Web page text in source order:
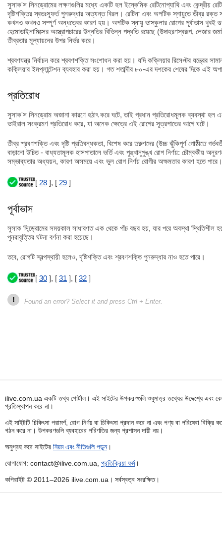
সুসাক'স সিনড্রোমের লক্ষণগুলির মধ্যে একটি হল ইস্কেমিক রেটিনোপ্যাথি এবং কেন্দ্রীয়
দৃষ্টিশক্তির স্বতঃস্ফূর্ত পুনরুদ্ধার অত্যন্ত বিরল। রেটিনা এবং অপটিক স্নায়ুতে তীব্র রক্ত
কখনও কখনও সম্পূর্ণ অন্ধত্বের কারণ হয়। অপটিক স্নায়ু ভাস্কুলার রোগের পূর্বাভাস খুবই
হেমোডাইনামিক্সের অস্ত্রোপচারের উন্নতির বিভিন্ন পদ্ধতি রয়েছে (উদাহরণস্বরূপ, লেজার
তীব্রতার মূল্যায়নের উপর নির্ভর করে।
শ্রবণযন্ত্র নির্বাচন করে শ্রবণশক্তি সংশোধন করা হয়। যদি কক্লিয়ার রিসেপ্টর যন্ত্রের
কক্লিয়ার ইমপ্লান্টেশন ব্যবহার করা হয়। গত শতাব্দীর ৮০-এর দশকের শেষের দিকে এই
প্রতিরোধ
সুসাক'স সিনড্রোম অজানা কারণে হঠাৎ করে ঘটে, তাই প্রধান প্রতিরোধমূলক ব্যবস্থা হল
ভাইরাল সংক্রমণ প্রতিরোধ করে, যা অনেক ক্ষেত্রে এই রোগের সূত্রপাতের আগে ঘটে।
তীব্র শ্রবণশক্তি এবং দৃষ্টি প্রতিবন্ধকতা, বিশেষ করে তরুণদের (উচ্চ ঝুঁকিপূর্ণ গোষ্ঠীতে
বাড়ানো উচিত - বাধ্যতামূলক হাসপাতালে ভর্তি এবং পুঙ্খানুপুঙ্খ রোগ নির্ণয়: চৌম্বকীয়
সম্ভাব্যতার অধ্যয়ন, কারণ অসময়ে এবং ভুল রোগ নির্ণয় রোগীর অক্ষমতার কারণ হতে পারে।
[ 28 ], [ 29 ]
পূর্বাভাস
সুসাক সিন্ড্রোমের সময়কাল সাধারণত এক থেকে পাঁচ বছর হয়, যার পরে অবস্থা স্থিতিশীল
পুনরাবৃত্তির ঘটনা বর্ণনা করা হয়েছে।
তবে, রোগটি স্বল্পস্থায়ী হলেও, দৃষ্টিশক্তি এবং শ্রবণশক্তি পুনরুদ্ধার নাও হতে পারে।
[ 30 ], [ 31 ], [ 32 ]
! Found an error? Select it and press Ctrl + Enter.
ilive.com.ua একটি তথ্য পোর্টাল। এই সাইটের উপকরণগুলি শুধুমাত্র তথ্যের উদ্দেশ্যে এবং
প্রতিস্থাপন করে না।
এই সাইটটি চিকিৎসা পরামর্শ, রোগ নির্ণয় বা চিকিৎসা প্রদান করে না এবং পণ্য বা পরিষেবা
গঠন করে না। উপকরণগুলি ব্যবহারের পরিণতির জন্য প্রশাসন দায়ী নয়।
অনুগ্রহ করে সাইটের নিয়ম এবং নীতিগুলি পড়ুন।
যোগাযোগ: contact@ilive.com.ua, প্রতিক্রিয়া ফর্ম।
কপিরাইট © 2011–2026 ilive.com.ua। সর্বস্বত্ব সংরক্ষিত।